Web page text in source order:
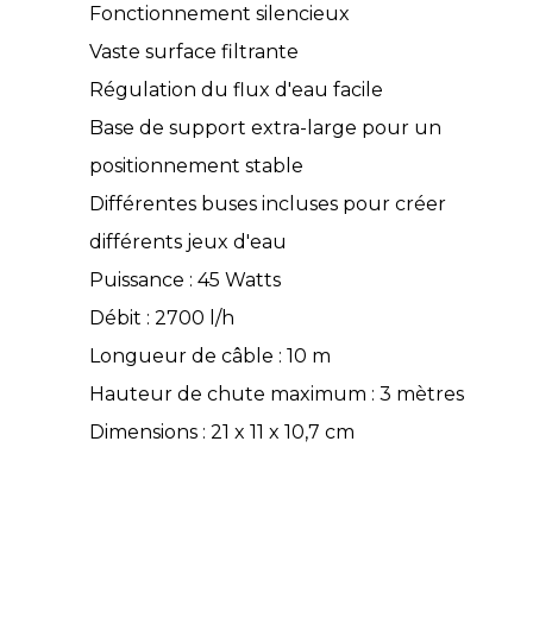
Fonctionnement silencieux
Vaste surface filtrante
Régulation du flux d'eau facile
Base de support extra-large pour un
positionnement stable
Différentes buses incluses pour créer
différents jeux d'eau
Puissance : 45 Watts
Débit : 2700 l/h
Longueur de câble : 10 m
Hauteur de chute maximum : 3 mètres
Dimensions : 21 x 11 x 10,7 cm